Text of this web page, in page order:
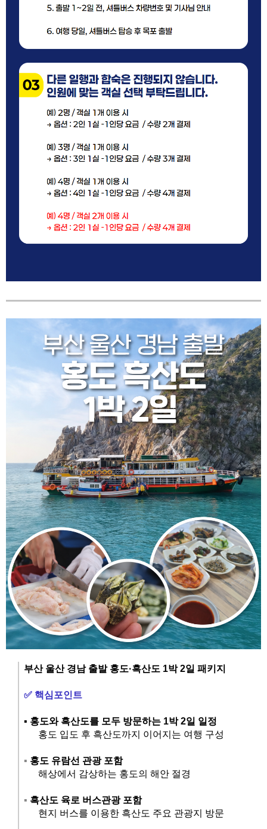
​부산 울산 경남 출발 홍도·흑산도 1박 2일 패키지
✅ 핵심포인트
▪️ 홍도와 흑산도를 모두 방문하는 1박 2일 일정
홍도 입도 후 흑산도까지 이어지는 여행 구성
▪️ 홍도 유람선 관광 포함
해상에서 감상하는 홍도의 해안 절경
▪️ 흑산도 육로 버스관광 포함
현지 버스를 이용한 흑산도 주요 관광지 방문